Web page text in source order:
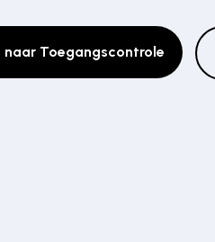
naar Toegangscontrole